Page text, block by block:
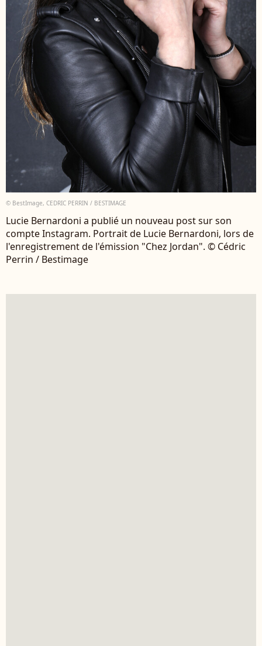
© BestImage, CEDRIC PERRIN / BESTIMAGE
Lucie Bernardoni a publié un nouveau post sur son
compte Instagram. Portrait de Lucie Bernardoni, lors de
l'enregistrement de l'émission "Chez Jordan". © Cédric
Perrin / Bestimage